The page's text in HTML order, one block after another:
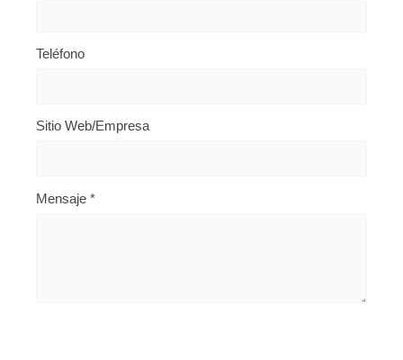
Teléfono
Sitio Web/Empresa
Mensaje *